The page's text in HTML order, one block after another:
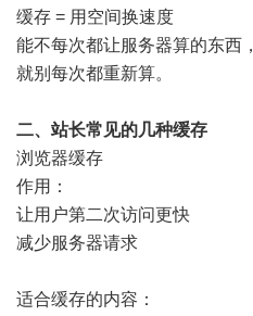
缓存 = 用空间换速度
能不每次都让服务器算的东西，
就别每次都重新算。
二、站长常见的几种缓存
浏览器缓存
作用：
让用户第二次访问更快
减少服务器请求
适合缓存的内容：